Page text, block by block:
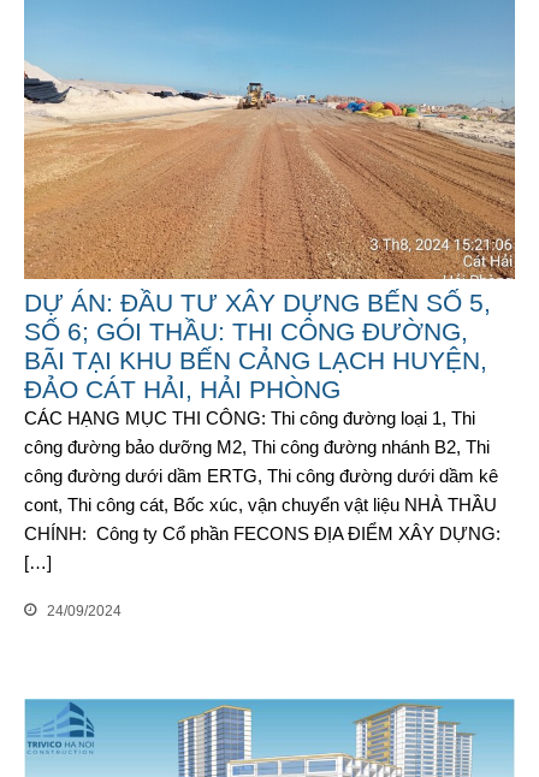
DỰ ÁN: ĐẦU TƯ XÂY DỰNG BẾN SỐ 5,
SỐ 6; GÓI THẦU: THI CÔNG ĐƯỜNG,
BÃI TẠI KHU BẾN CẢNG LẠCH HUYỆN,
ĐẢO CÁT HẢI, HẢI PHÒNG
CÁC HẠNG MỤC THI CÔNG: Thi công đường loại 1, Thi
công đường bảo dưỡng M2, Thi công đường nhánh B2, Thi
công đường dưới dầm ERTG, Thi công đường dưới dầm kê
cont, Thi công cát, Bốc xúc, vận chuyển vật liệu NHÀ THẦU
CHÍNH: Công ty Cổ phần FECONS ĐỊA ĐIỂM XÂY DỰNG:
[…]
24/09/2024